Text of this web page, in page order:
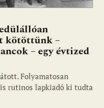
kötöttünk –
– egy évtized
Folyamatosan
rutinos lapkiadó ki tudta